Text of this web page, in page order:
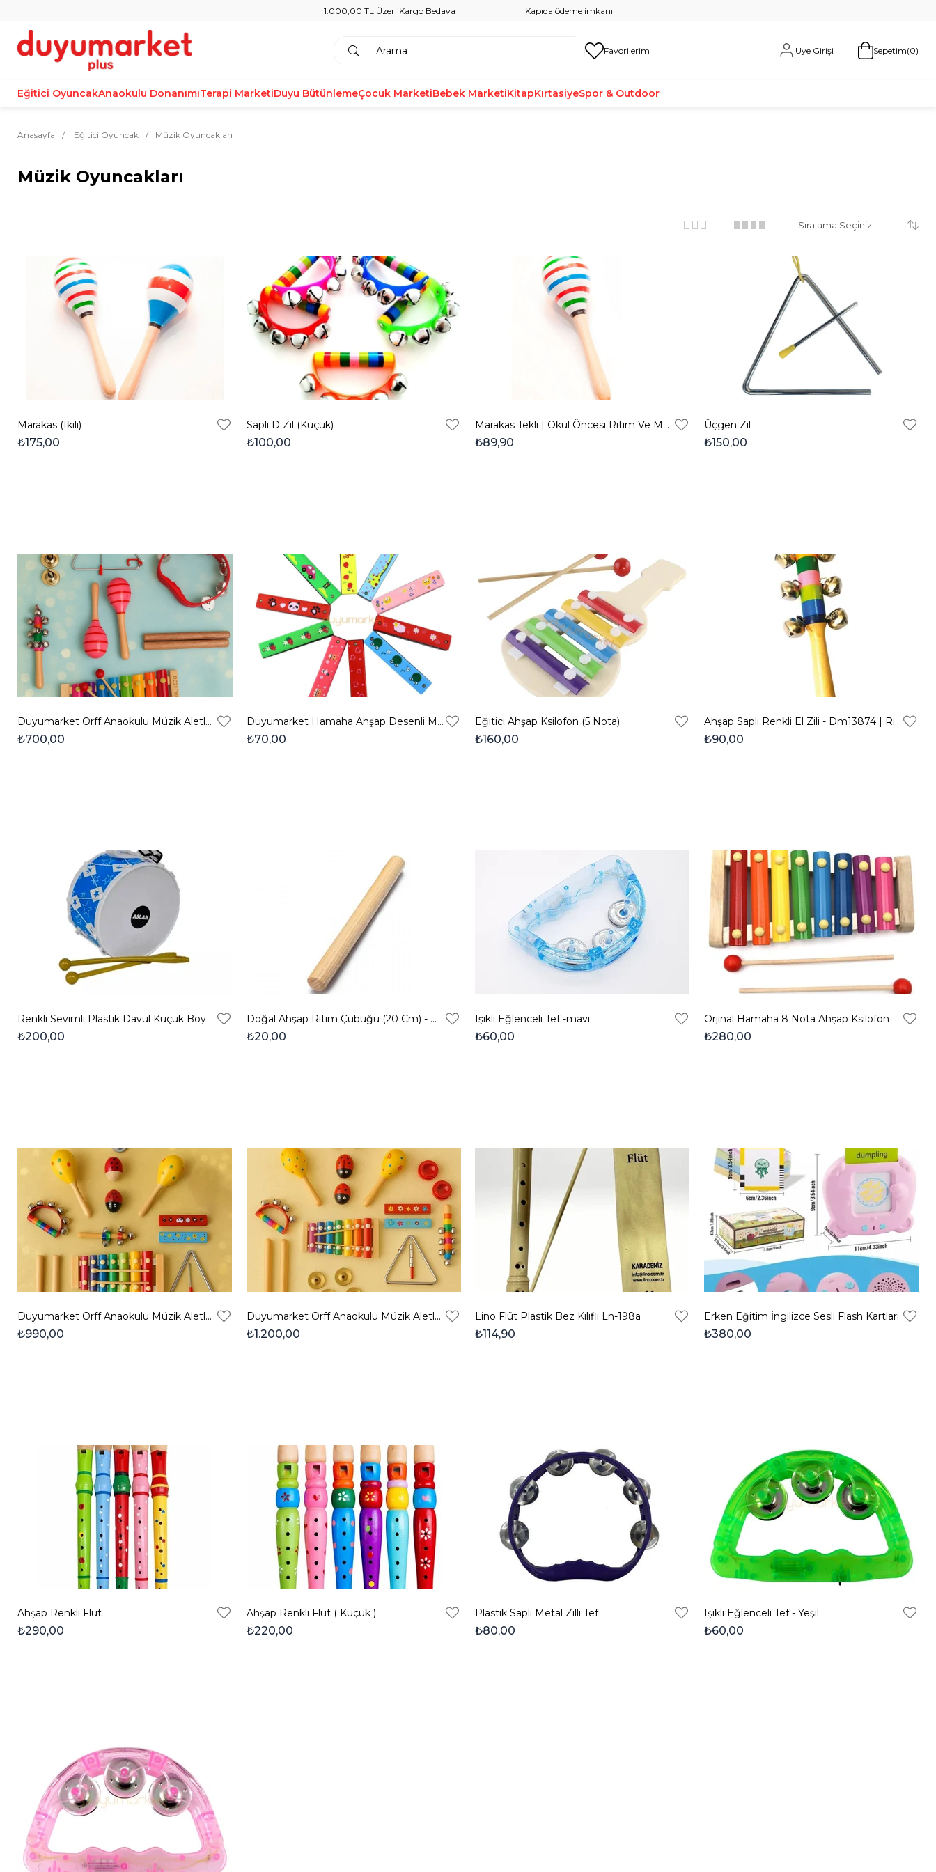
1.000,00 TL Üzeri Kargo Bedava Kapıda ödeme imkanı
Favorilerim Üye Girişi Sepetim 0
Eğitici OyuncakAnaokulu DonanımıTerapi MarketiDuyu BütünlemeÇocuk MarketiBebek MarketiKitapKırtasiyeSpor & Outdoor
Anasayfa Eğitici Oyuncak Müzik Oyuncakları
Müzik Oyuncakları
Marakas (Ikili)
₺175,00
Saplı D Zil (Küçük)
₺100,00
Marakas Tekli | Okul Öncesi Ritim Ve Müzik Aleti
₺89,90
Üçgen Zil
₺150,00
Duyumarket Orff Anaokulu Müzik Aletleri Seti – Kreş & Okul Öncesi Ritim Seti
₺700,00
Duyumarket Hamaha Ahşap Desenli Mızıka
₺70,00
Eğitici Ahşap Ksilofon (5 Nota)
₺160,00
Ahşap Saplı Renkli El Zili - Dm13874 | Ritim Ve Müzik Aleti
₺90,00
Renkli Sevimli Plastik Davul Küçük Boy
₺200,00
Doğal Ahşap Ritim Çubuğu (20 Cm) - Okul Öncesi Orff Müzik Etkinlik Materyali
₺20,00
Işıklı Eğlenceli Tef -mavi
₺60,00
Orjinal Hamaha 8 Nota Ahşap Ksilofon
₺280,00
Duyumarket Orff Anaokulu Müzik Aletleri Seti - 17 Parça
₺990,00
Duyumarket Orff Anaokulu Müzik Aletleri Seti - 20 Parça
₺1.200,00
Lino Flüt Plastik Bez Kılıflı Ln-198a
₺114,90
Erken Eğitim İngilizce Sesli Flash Kartları
₺380,00
Ahşap Renkli Flüt
₺290,00
Ahşap Renkli Flüt ( Küçük )
₺220,00
Plastik Saplı Metal Zilli Tef
₺80,00
Işıklı Eğlenceli Tef - Yeşil
₺60,00